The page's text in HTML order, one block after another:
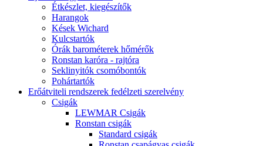
Étkészlet, kiegészítők
Harangok
Kések Wichard
Kulcstartók
Órák barométerek hőmérők
Ronstan karóra - rajtóra
Seklinyitók csomóbontók
Pohártartók
Erőátviteli rendszerek fedélzeti szerelvény
Csigák
LEWMAR Csigák
Ronstan csigák
Standard csigák